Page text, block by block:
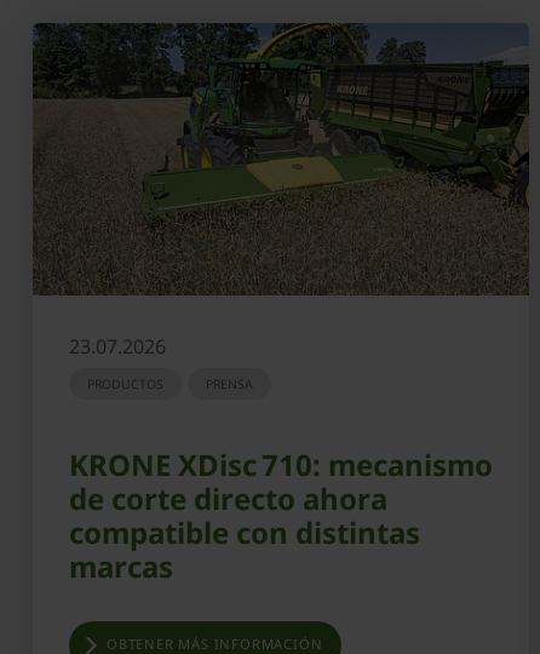
23.07.2026
PRODUCTOS PRENSA
KRONE XDisc 710: mecanismo
de corte directo ahora
compatible con distintas
marcas
OBTENER MÁS INFORMACIÓN